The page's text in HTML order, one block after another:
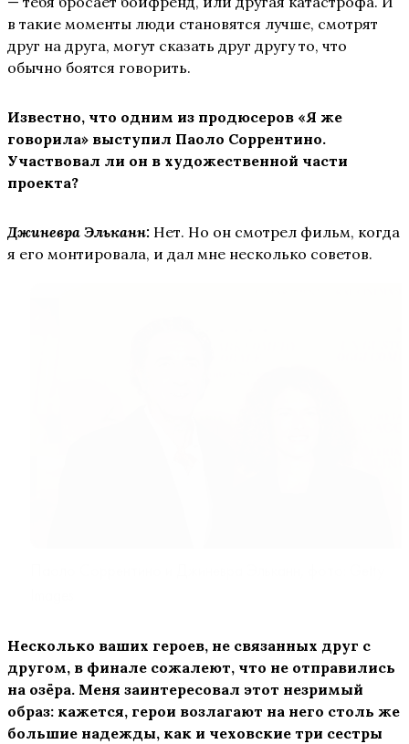
в такие моменты люди становятся лучше, смотрят
друг на друга, могут сказать друг другу то, что
обычно боятся говорить.
Известно, что одним из продюсеров «Я же
говорила» выступил Паоло Соррентино.
Участвовал ли он в художественной части
проекта?
Джиневра Эльканн: Нет. Но он смотрел фильм, когда
я его монтировала, и дал мне несколько советов.
Несколько ваших героев, не связанных друг с
другом, в финале сожалеют, что не отправились
на озёра. Меня заинтересовал этот незримый
образ: кажется, герои возлагают на него столь же
большие надежды, как и чеховские три сестры